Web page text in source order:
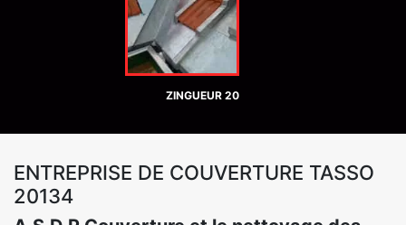
ZINGUEUR 20
ENTREPRISE DE COUVERTURE TASSO
20134